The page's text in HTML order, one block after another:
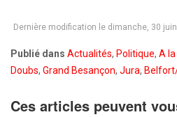
Dernière modification le dimanche, 30
Publié dans Actualités, Politique, A
Doubs, Grand Besançon, Jura,
Ces articles peuvent